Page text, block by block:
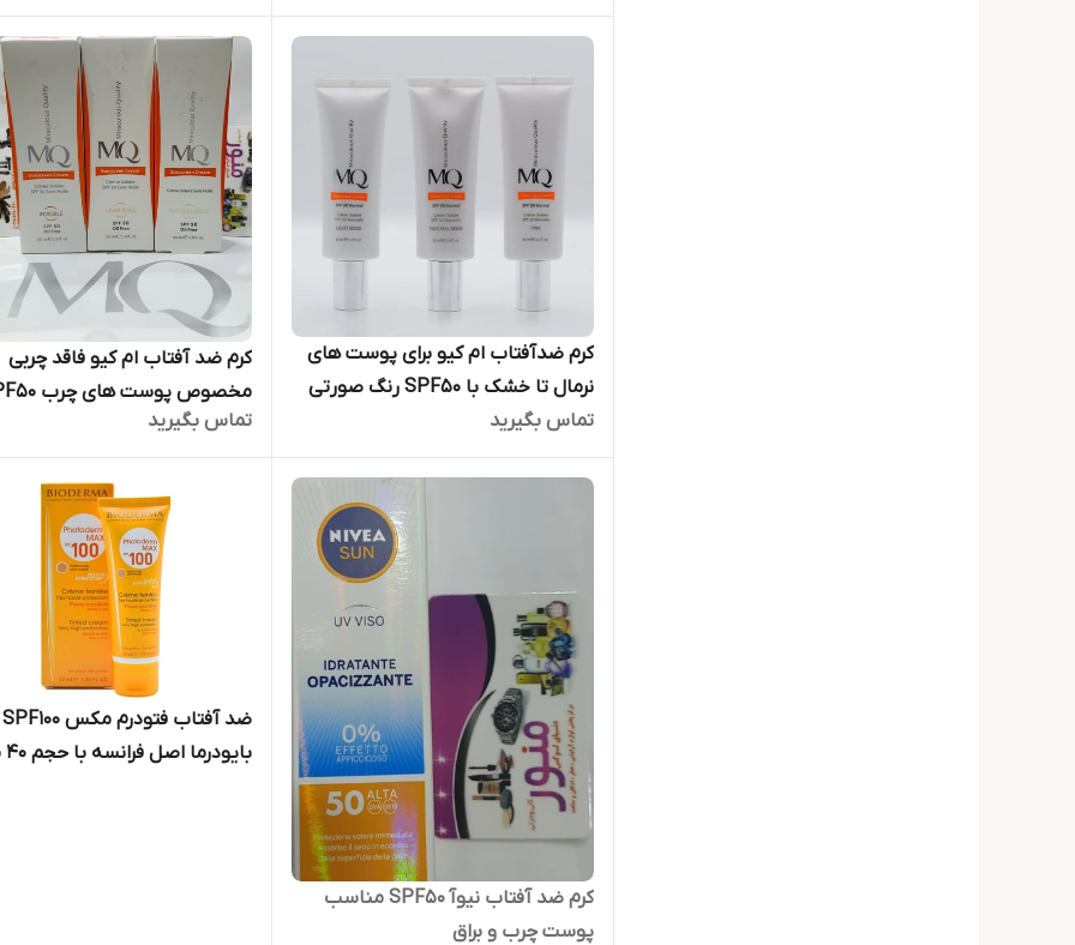
کرم ضدآفتاب ام کیو برای پوست های
نرمال تا خشک با SPF50 رنگ صورتی
باحجم 55 میل
تماس بگیرید
کرم ضد آفتاب ام کیو فاقد چربی
سه رنگ با حجم 55 میل
تماس بگیرید
کرم ضد آفتاب نیوآ SPF50 مناسب
پوست چرب و براق
ضد آفتاب فتودرم مکس SPF100
بایودرما اصل فرانسه با حجم 40 میل